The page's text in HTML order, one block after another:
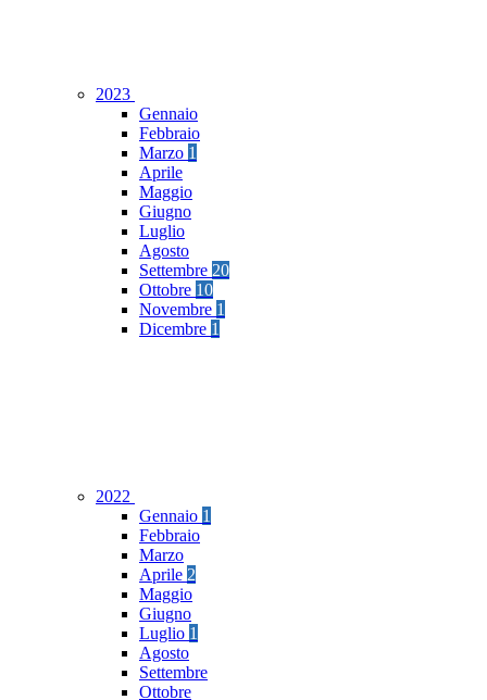
2023
Gennaio
Febbraio
Marzo 1
Aprile
Maggio
Giugno
Luglio
Agosto
Settembre 20
Ottobre 10
Novembre 1
Dicembre 1
2022
Gennaio 1
Febbraio
Marzo
Aprile 2
Maggio
Giugno
Luglio 1
Agosto
Settembre
Ottobre